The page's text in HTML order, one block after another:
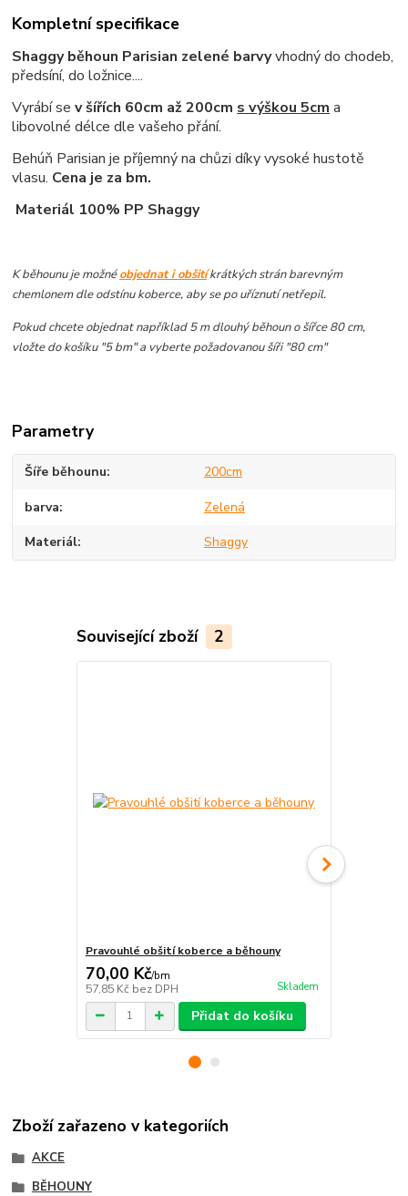
Kompletní specifikace
Shaggy běhoun Parisian zelené barvyvhodný do chodeb,
předsíní, do ložnice....
Vyrábí sev šířích 60cm až 200cm s výškou 5cm a
libovolné délce dle vašeho přání.
Behúň Parisian je příjemný na chůzi díky vysoké hustotě
vlasu. Cena je za bm.
Materiál 100% PP Shaggy
K běhounu je možnéobjednat i obšitíkrátkých strán barevným
chemlonem dle odstínu koberce, aby se po uříznutí netřepil.
Pokud chcete objednat například 5 m dlouhý běhoun o šířce 80 cm,
vložte do košíku "5 bm" a vyberte požadovanou šíři "80 cm"
Parametry
Šíře běhounu 200cm
barva Zelená
Materiál Shaggy
Související zboží 2
Pravouhlé obšití koberce a běhouny
70,00 Kč/bm
57,85 Kč bez DPH Skladem
Přidat do košíku
Zboží zařazeno v kategoriích
AKCE
BĚHOUNY